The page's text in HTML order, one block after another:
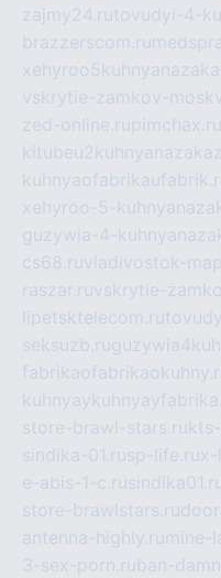
zajmy24.rutovudyi-4-
brazzerscom.ru
vskrytie-zamkov-
zed-online.rupimchax.ru
xehyroo-5-
guzywia-4-
cs68.ruvladivostok-
raszar.ruvskrytie-
lipetsktelecom.ru
seksuzb.ru
store-brawl-stars.ru
sindika-01.rusp-life.rux-
e-abis-1-c.ru
store-brawlstars.ru
antenna-highly.ru mine-
3-sex-porn.ruban-